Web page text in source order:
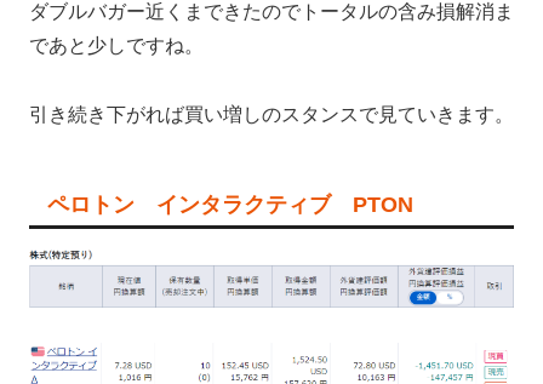
ダブルバガー近くまできたのでトータルの含み損解消ま
であと少しですね。
引き続き下がれば買い増しのスタンスで見ていきます。
ペロトン インタラクティブ PTON